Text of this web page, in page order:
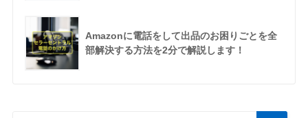
Amazonに電話をして出品のお困りごとを全
部解決する方法を2分で解説します！